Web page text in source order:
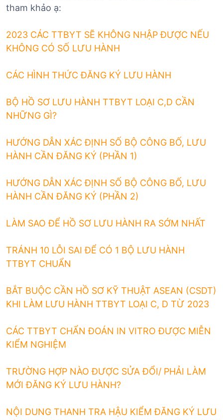
tham khảo ạ:
2023 CÁC TTBYT SẼ KHÔNG NHẬP ĐƯỢC NẾU
KHÔNG CÓ SỐ LƯU HÀNH
CÁC HÌNH THỨC ĐĂNG KÝ LƯU HÀNH
BỘ HỒ SƠ LƯU HÀNH TTBYT LOẠI C,D CẦN
NHỮNG GÌ?
HƯỚNG DẪN XÁC ĐỊNH SỐ BỘ CÔNG BỐ, LƯU
HÀNH CẦN ĐĂNG KÝ (PHẦN 1)
HƯỚNG DẪN XÁC ĐỊNH SỐ BỘ CÔNG BỐ, LƯU
HÀNH CẦN ĐĂNG KÝ (PHẦN 2)
LÀM SAO ĐỂ HỒ SƠ LƯU HÀNH RA SỚM NHẤT
TRÁNH 10 LỖI SAI ĐỂ CÓ 1 BỘ LƯU HÀNH
TTBYT CHUẨN
BẮT BUỘC CẦN HỒ SƠ KỸ THUẬT ASEAN (CSDT)
KHI LÀM LƯU HÀNH TTBYT LOẠI C, D TỪ 2023
CÁC TTBYT CHẨN ĐOÁN IN VITRO ĐƯỢC MIỄN
KIỂM NGHIỆM
TRƯỜNG HỢP NÀO ĐƯỢC SỬA ĐỔI/ PHẢI LÀM
MỚI ĐĂNG KÝ LƯU HÀNH?
NỘI DUNG THANH TRA HẬU KIỂM ĐĂNG KÝ LƯU